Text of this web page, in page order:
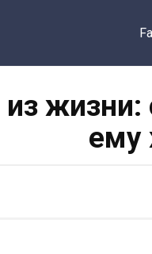
жизни:
ему